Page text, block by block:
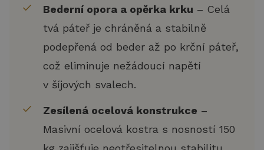
Bederní opora a opěrka krku – Celá
tvá páteř je chráněná a stabilně
podepřená od beder až po krční páteř,
což eliminuje nežádoucí napětí
v šíjových svalech.
Zesílená ocelová konstrukce –
Masivní ocelová kostra s nosností 150